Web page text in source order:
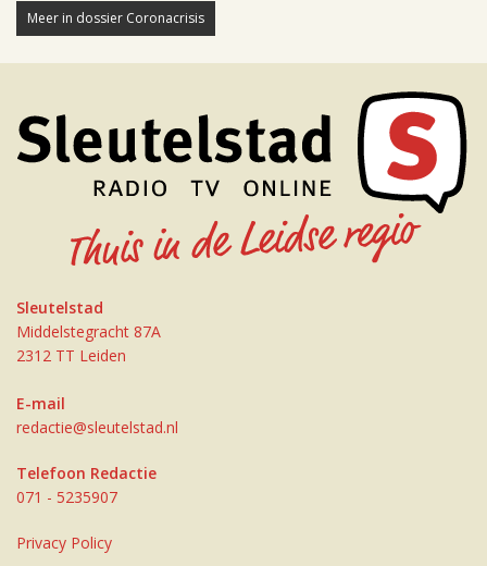
Meer in dossier Coronacrisis
Sleutelstad
Middelstegracht 87A
2312 TT Leiden
E-mail
redactie@sleutelstad.nl
Telefoon Redactie
071 - 5235907
Privacy Policy